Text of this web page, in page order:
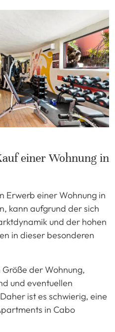
einer Wohnung in
Erwerb einer Wohnung in
kann aufgrund der sich
und der hohen
in dieser besonderen
der Wohnung,
und eventuellen
ist es schwierig, eine
in Cabo